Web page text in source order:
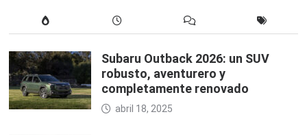
Subaru Outback 2026: un SUV
robusto, aventurero y
completamente renovado
abril 18, 2025